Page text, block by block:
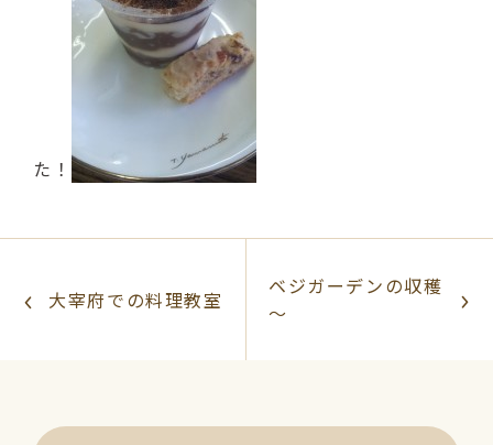
LINE友達登録はこちら
24時間受付（対応時間：9:00〜17:00）
た！
大宰府での料理教室
ベジガーデンの収穫
～